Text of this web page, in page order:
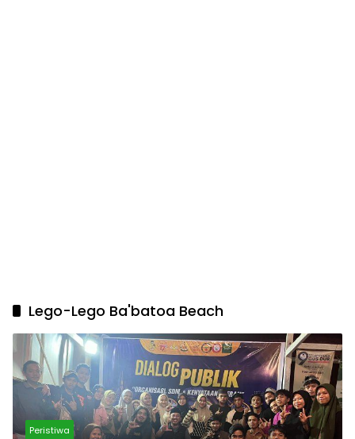
Lego-Lego Ba'batoa Beach
Peristiwa